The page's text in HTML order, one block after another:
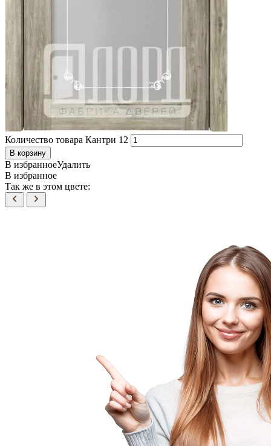
Количество товара Кантри 12
В корзину
В избранноеУдалить
В избранное
Так же в этом цвете: